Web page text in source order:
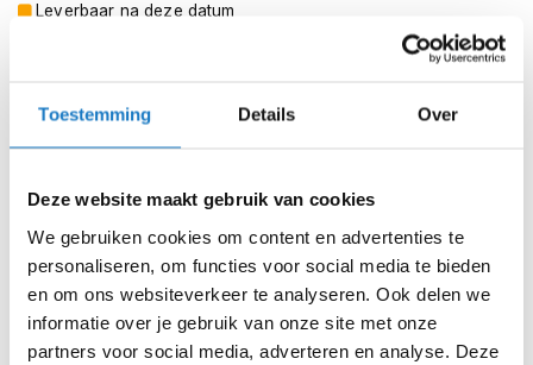
Toestemming Details Over
Deze website maakt gebruik van cookies
We gebruiken cookies om content en advertenties te
personaliseren, om functies voor social media te bieden
en om ons websiteverkeer te analyseren. Ook delen we
informatie over je gebruik van onze site met onze
partners voor social media, adverteren en analyse. Deze
m
i
l
e
m
t
o
r
h
Leverbaar na deze datum
Levertijd onbekend, neem eventueel contact met ons op
Zo werkt Reserveren & Passen
Voeg het product toe aan je winkelwagen en klik op "Ik
ga bestellen".
Selecteer je winkel bij "Vrijblijvende winkelreservering"
en rond je bestelling af.
Seintje ontvangen via e-mail? Kom je artikelen passen in